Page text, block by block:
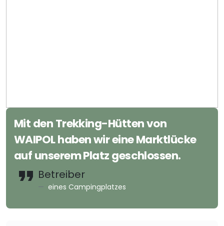
Mit den Trekking-Hütten von
WAIPOL haben wir eine Marktlücke
auf unserem Platz geschlossen.
Betreiber
eines Campingplatzes